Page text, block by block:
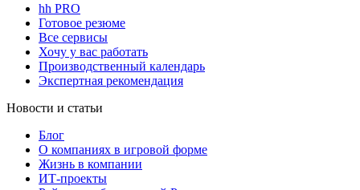
hh PRO
Готовое резюме
Все сервисы
Хочу у вас работать
Производственный календарь
Экспертная рекомендация
Новости и статьи
Блог
О компаниях в игровой форме
Жизнь в компании
ИТ-проекты